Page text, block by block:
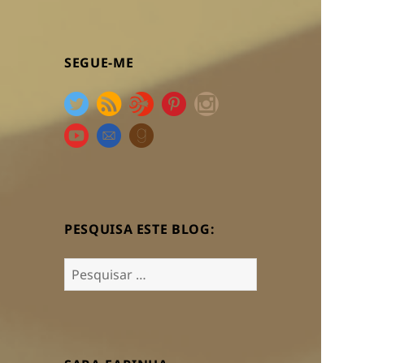
SEGUE-ME
PESQUISA ESTE BLOG:
Pesquisar
por: